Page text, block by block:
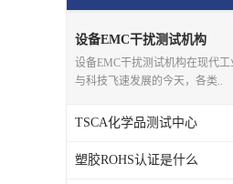
设备EMC干扰测试机构
设备EMC干扰测试机构在现代工
与科技飞速发展的今天，各类..
TSCA化学品测试中心
塑胶ROHS认证是什么